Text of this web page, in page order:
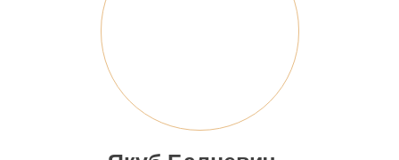
Кухня с островом